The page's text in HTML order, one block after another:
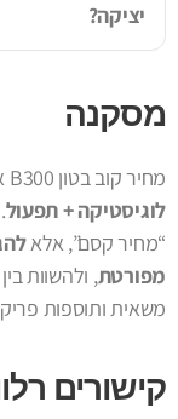
יציקה?
מסקנה
מחיר קוב בטון B300 אינו מספר קבוע: הוא תוצאה של
לוגיסטיקה + תפעול
“מחיר קסם”, אלא
מפורטת, ולהשוות
משאית ותוספות
קישורים